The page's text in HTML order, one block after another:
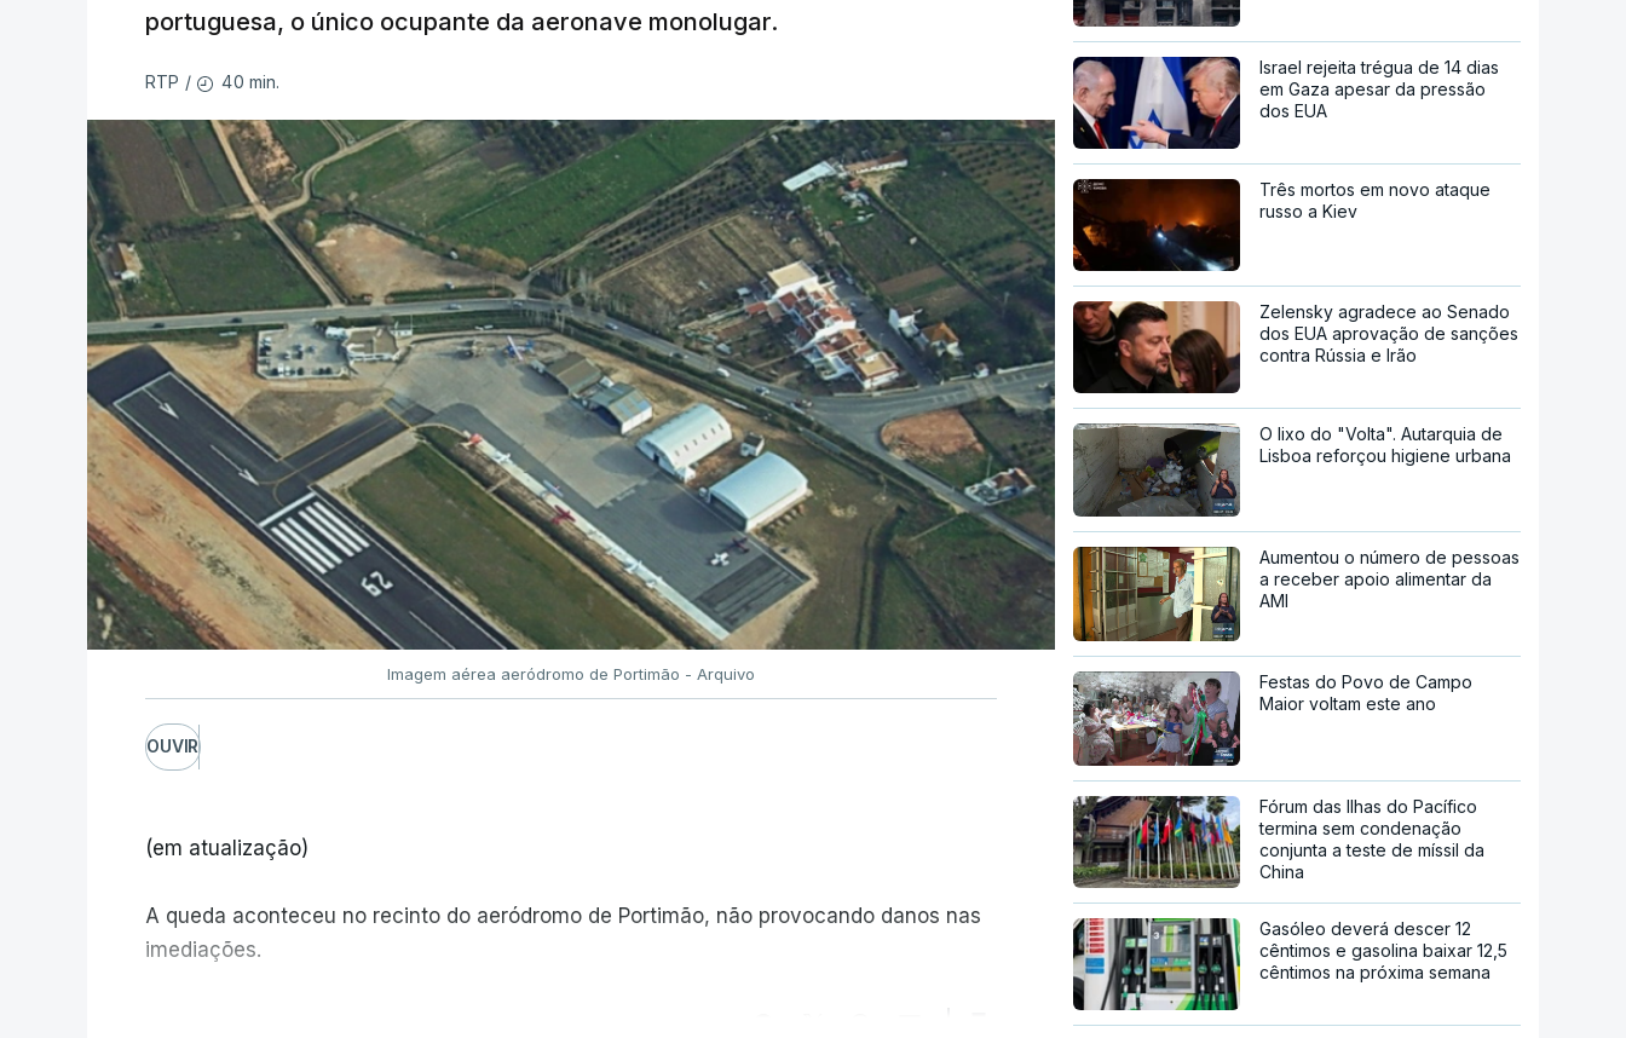
portuguesa, o único ocupante da aeronave monolugar.
RTP / 40 min.
Imagem aérea aeródromo de Portimão - Arquivo
OUVIR
(em atualização)
A queda aconteceu no recinto do aeródromo de Portimão, não provocando danos nas
imediações.
Israel rejeita trégua de 14 dias
em Gaza apesar da pressão
dos EUA
Três mortos em novo ataque
russo a Kiev
Zelensky agradece ao Senado
dos EUA aprovação de sanções
contra Rússia e Irão
O lixo do "Volta". Autarquia de
Lisboa reforçou higiene urbana
Aumentou o número de pessoas
a receber apoio alimentar da
AMI
Festas do Povo de Campo
Maior voltam este ano
Fórum das Ilhas do Pacífico
termina sem condenação
conjunta a teste de míssil da
China
Gasóleo deverá descer 12
cêntimos e gasolina baixar 12,5
cêntimos na próxima semana